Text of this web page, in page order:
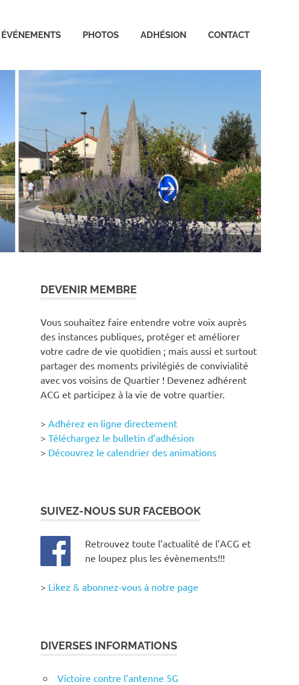
ÉVÉNEMENTS PHOTOS ADHÉSION CONTACT
DEVENIR MEMBRE
Vous souhaitez faire entendre votre voix auprès
des instances publiques, protéger et améliorer
votre cadre de vie quotidien ; mais aussi et surtout
partager des moments privilégiés de convivialité
avec vos voisins de Quartier ! Devenez adhérent
ACG et participez à la vie de votre quartier.
> Adhérez en ligne directement
>Téléchargez le bulletin d’adhésion
> Découvrez le calendrier des animations
SUIVEZ-NOUS SUR FACEBOOK
Retrouvez toute l’actualité de l’ACG et
ne loupez plus les évènements!!!
> Likez & abonnez-vous à notre page
DIVERSES INFORMATIONS
Victoire contre l’antenne 5G